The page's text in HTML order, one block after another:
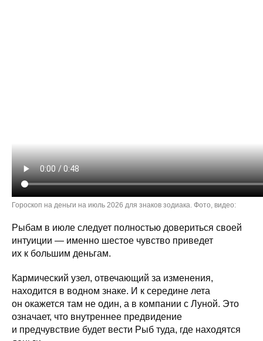
Гороскоп на деньги на июль 2026 для знаков зодиака. Фото, видео:
Рыбам в июле следует полностью довериться своей
интуиции — именно шестое чувство приведет
их к большим деньгам.
Кармический узел, отвечающий за изменения,
находится в водном знаке. И к середине лета
он окажется там не один, а в компании с Луной. Это
означает, что внутреннее предвидение
и предчувствие будет вести Рыб туда, где находятся